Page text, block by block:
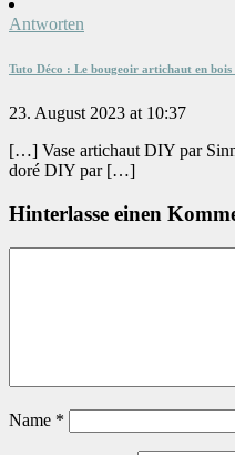
Antworten
Tuto Déco : Le bougeoir artichaut en bois
23. August 2023 at 10:37
[…] Vase artichaut DIY par
doré DIY par […]
Hinterlasse einen
Name *